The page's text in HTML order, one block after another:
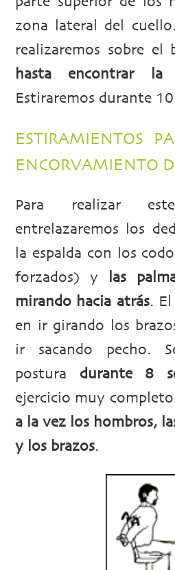
zona lateral del
realizaremos sobre el
hasta encontrar la
Estiraremos durante
ESTIRAMIENTOS
ENCORVAMIENTO
Para realizar
entrelazaremos los
la espalda con los
forzados) y
las
mirando hacia atrás. El
en ir girando los
ir sacando pecho.
postura durante 8
ejercicio muy
a la vez los hombros,
y los brazos.